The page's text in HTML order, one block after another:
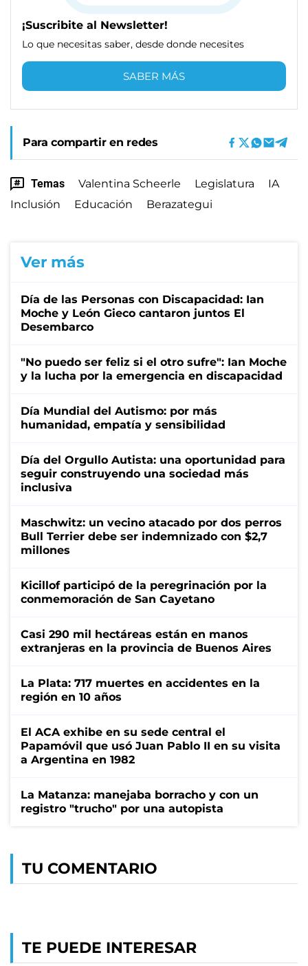
¡Suscribite al Newsletter!
Lo que necesitas saber, desde donde necesites
SABER MÁS
Para compartir en redes
Temas Valentina Scheerle Legislatura
IA
Inclusión
Educación Berazategui
Ver más
Día de las Personas con Discapacidad: Ian
Moche y León Gieco cantaron juntos El
Desembarco
"No puedo ser feliz si el otro sufre": Ian Moche
y la lucha por la emergencia en discapacidad
Día Mundial del Autismo: por más
humanidad, empatía y sensibilidad
Día del Orgullo Autista: una oportunidad para
seguir construyendo una sociedad más
inclusiva
Maschwitz: un vecino atacado por dos perros
Bull Terrier debe ser indemnizado con $2,7
millones
Kicillof participó de la peregrinación por la
conmemoración de San Cayetano
Casi 290 mil hectáreas están en manos
extranjeras en la provincia de Buenos Aires
La Plata: 717 muertes en accidentes en la
región en 10 años
El ACA exhibe en su sede central el
Papamóvil que usó Juan Pablo II en su visita
a Argentina en 1982
La Matanza: manejaba borracho y con un
registro "trucho" por una autopista
TU COMENTARIO
TE PUEDE INTERESAR